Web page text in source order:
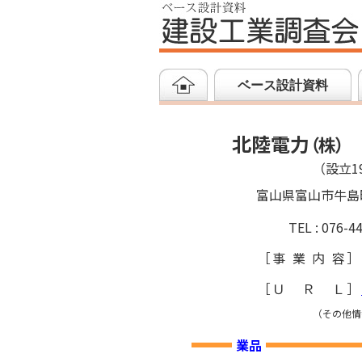
ベース設計資料
北陸電力（株）
（設立
富山県富山市牛
TEL : 076-
［事業内容］
［ ＵＲＬ ］
（その他
業品